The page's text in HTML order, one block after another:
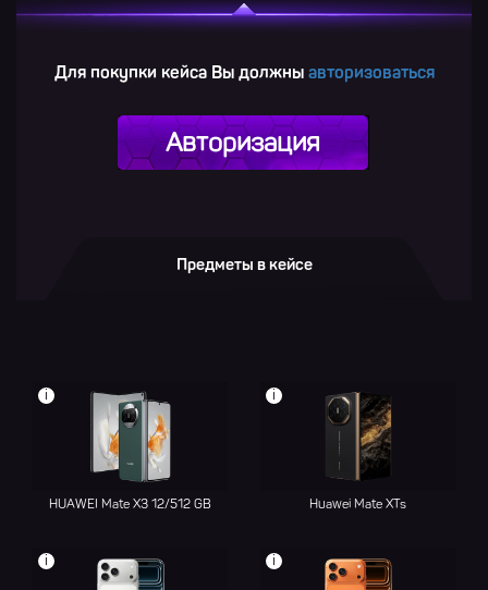
Для покупки кейса Вы должны авторизоваться
Авторизация
Предметы в кейсе
i
HUAWEI Mate X3 12/512 GB
i
Huawei Mate XTs
i i